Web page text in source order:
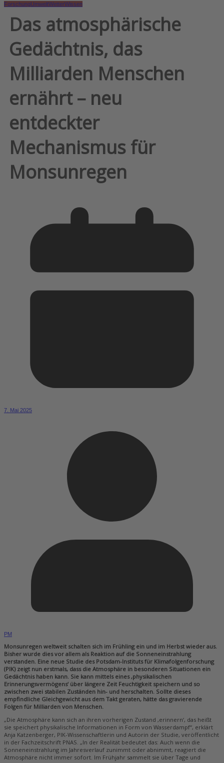
ForschungUmweltWetterWissen
Das atmosphärische
Gedächtnis, das
Milliarden Menschen
ernährt – neu
entdeckter
Mechanismus für
Monsunregen
7. Mai 2025
PM
Monsunregen weltweit schalten sich im Frühling ein und im Herbst wieder aus.
Bisher wurde dies vor allem als Reaktion auf die Sonneneinstrahlung
verstanden. Eine neue Studie des Potsdam-Instituts für Klimafolgenforschung
(PIK) zeigt nun erstmals, dass die Atmosphäre in besonderen Situationen ein
Gedächtnis haben kann. Sie kann mittels eines ‚physikalischen
Erinnerungsvermögens‘ über längere Zeit Feuchtigkeit speichern und so
zwischen zwei stabilen Zuständen hin- und herschalten. Sollte dieses
empfindliche Gleichgewicht aus dem Takt geraten, hätte das gravierende
Folgen für Milliarden von Menschen.
„Die Atmosphäre kann sich an ihren vorherigen Zustand ‚erinnern‘, das heißt
sie speichert physikalische Informationen in Form von Wasserdampf“, erklärt
Anja Katzenberger, PIK-Wissenschaftlerin und Autorin der Studie, veröffentlicht
in der Fachzeitschrift PNAS. „In der Realität bedeutet das: Auch wenn die
Sonneneinstrahlung im Jahresverlauf zunimmt oder abnimmt, reagiert die
Atmosphäre nicht immer sofort. Im Frühjahr sammelt sie über Tage und